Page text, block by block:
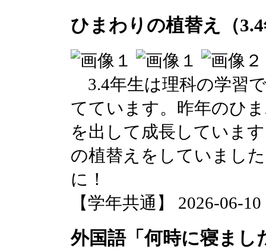
ひまわりの植替え（
3.4年生は理科の学習
てています。昨年のひ
を出して成長していま
の植替えをしていまし
に！
【学年共通】 2026-06-
外国語「何時に寝まし